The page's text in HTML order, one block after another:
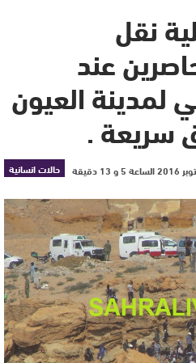
نقل
عند
لمدينة العيون
سريعة .
حالات انسانية